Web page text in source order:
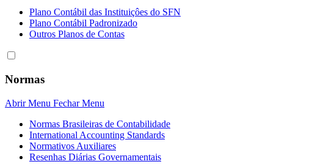
Plano Contábil das Instituiçôes do SFN
Plano Contábil Padronizado
Outros Planos de Contas
Normas
Abrir Menu Fechar Menu
Normas Brasileiras de Contabilidade
International Accounting Standards
Normativos Auxiliares
Resenhas Diárias Governamentais